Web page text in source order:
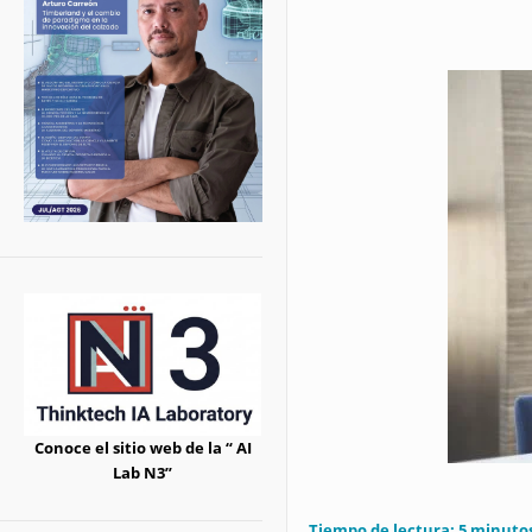
Conoce el sitio web de la “ AI
Lab N3”